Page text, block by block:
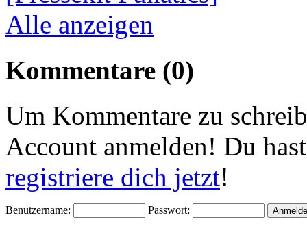
Alle anzeigen
Kommentare (0)
Um Kommentare zu
Account anmelden! Du
registriere dich jetzt!
Benutzername: Passwort: